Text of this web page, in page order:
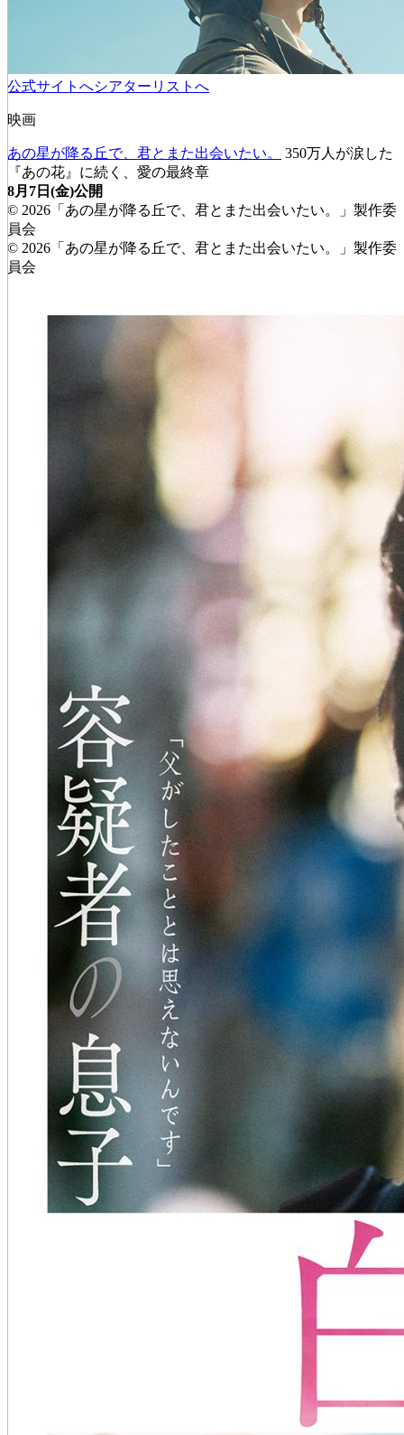
公式サイトへシアターリストへ
映画
あの星が降る丘で、君とまた出会いたい。
350万人が涙した
『あの花』に続く、愛の最終章
8月7日(金)公開
© 2026「あの星が降る丘で、君とまた出会いたい。」製作委
員会
© 2026「あの星が降る丘で、君とまた出会いたい。」製作委
員会